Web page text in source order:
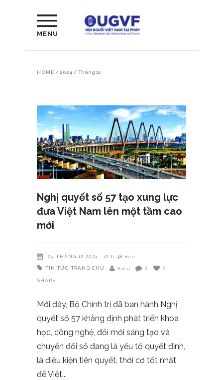
MENU
HOME / 2024 / Tháng 12
Nghị quyết số 57 tạo xung lực
đưa Việt Nam lên một tầm cao
mới
29 THÁNG 12 2024 12 h 38 min
TIN TỨC TRANG CHỦ Kicu 0 0
SHARE
Mới đây, Bộ Chính trị đã ban hành Nghị
quyết số 57 khẳng định phát triển khoa
học, công nghệ, đổi mới sáng tạo và
chuyển đổi số đang là yếu tố quyết định,
là điều kiện tiên quyết, thời cơ tốt nhất
để Việt